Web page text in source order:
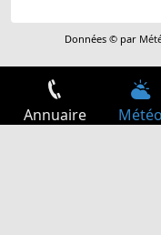
Données © par
Annuaire Météo